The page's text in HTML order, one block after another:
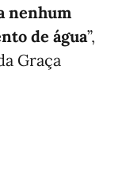
nenhum
de água”,
Graça